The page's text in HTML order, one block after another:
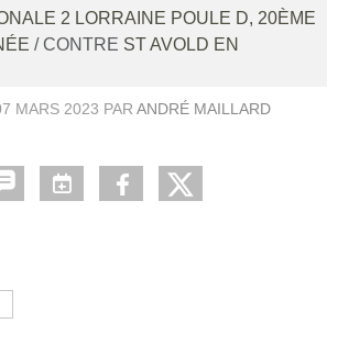
2 LORRAINE POULE D, 20ÈME
/ CONTRE ST AVOLD EN
MARS 2023 PAR ANDRÉ MAILLARD